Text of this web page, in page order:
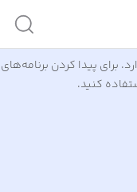
برای پیدا کردن برنامه‌های
کنید.